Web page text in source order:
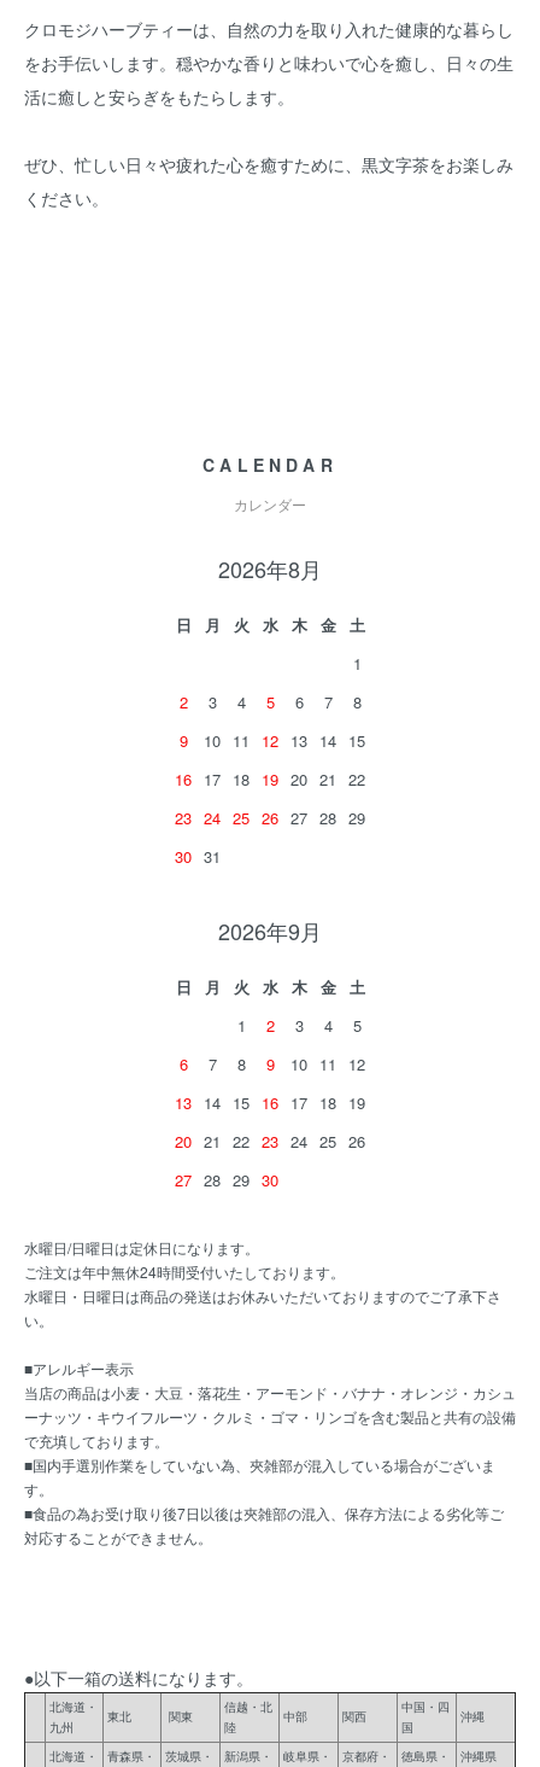
クロモジハーブティーは、自然の力を取り入れた健康的な暮らし
をお手伝いします。穏やかな香りと味わいで心を癒し、日々の生
活に癒しと安らぎをもたらします。
ぜひ、忙しい日々や疲れた心を癒すために、黒文字茶をお楽しみ
ください。
CALENDAR
カレンダー
2026年8月
日 月 火 水 木 金
土
1
2
3 4 5 6 7
8
9
10 11 12 13 14 15
16 17 18 19 20 21
22
23 24 25 26 27 28 29
30 31
2026年9月
日 月 火 水 木 金
土
1
2 3 4
5
6
7 8 9 10 11
12
13 14 15 16 17 18 19
20 21 22 23 24 25 26
27 28 29 30
水曜日/日曜日は定休日になります。
ご注文は年中無休24時間受付いたしております。
水曜日・日曜日は商品の発送はお休みいただいておりますのでご了承下さ
い。
■アレルギー表示
当店の商品は小麦・大豆・落花生・アーモンド・バナナ・オレンジ・カシュ
ーナッツ・キウイフルーツ・クルミ・ゴマ・リンゴを含む製品と共有の設備
で充填しております。
■国内手選別作業をしていない為、夾雑部が混入している場合がございま
す。
■食品の為お受け取り後7日以後は夾雑部の混入、保存方法による劣化等ご
対応することができません。
●以下一箱の送料になります。
北海道・
九州
東北 関東
信越・北
陸
中部 関西
中国・四
国
沖縄
北海道・
青森県・
茨城県・
新潟県・
岐阜県・
京都府・
徳島県・
沖縄県